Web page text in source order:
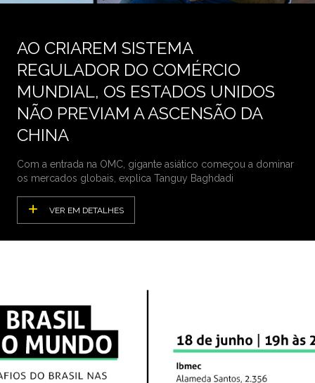
AO CRIAREM SISTEMA
REGULADOR DO COMÉRCIO
MUNDIAL, OS ESTADOS UNIDOS
NÃO PREVIAM A ASCENSÃO DA
CHINA
Com a entrada na OMC, gigante asiático começou a dominar
os mercados globais, explica Tanguy Baghdadi
VER EM DETALHES